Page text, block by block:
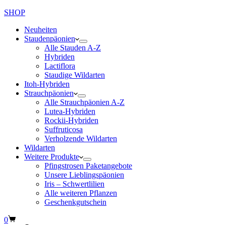
SHOP
Neuheiten
Staudenpäonien
Alle Stauden A-Z
Hybriden
Lactiflora
Staudige Wildarten
Itoh-Hybriden
Strauchpäonien
Alle Strauchpäonien A-Z
Lutea-Hybriden
Rockii-Hybriden
Suffruticosa
Verholzende Wildarten
Wildarten
Weitere Produkte
Pfingstrosen Paketangebote
Unsere Lieblingspäonien
Iris – Schwertlilien
Alle weiteren Pflanzen
Geschenkgutschein
Warenkorb
0